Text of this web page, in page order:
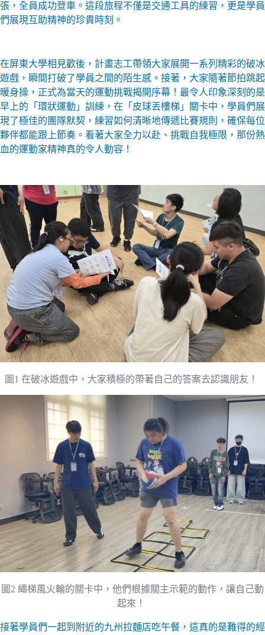
張，全員成功登車。這段旅程不僅是交通工具的練習，更是學員
們展現互助精神的珍貴時刻。
在屏東大學相見歡後，計畫志工帶領大家展開一系列精彩的破冰
遊戲，瞬間打破了學員之間的陌生感。接著，大家隨著節拍跳起
暖身操，正式為當天的運動挑戰揭開序幕！最令人印象深刻的是
早上的「環狀運動」訓練，在「皮球丟樓梯」關卡中，學員們展
現了極佳的團隊默契，練習如何清晰地傳遞比賽規則，確保每位
夥伴都能跟上節奏。看著大家全力以赴、挑戰自我極限，那份熱
血的運動家精神真的令人動容！
圖1 在破冰遊戲中，大家積極的帶著自己的答案去認識朋友！
圖2 繩梯風火輪的關卡中，他們根據關主示範的動作，讓自己動
起來！
接著學員們一起到附近的九州拉麵店吃午餐，這真的是難得的經